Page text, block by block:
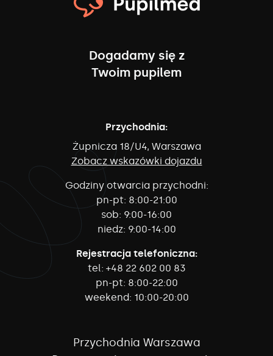
Dogadamy się z
Twoim pupilem
Przychodnia:
Żupnicza 18/U4, Warszawa
Zobacz wskazówki dojazdu
Godziny otwarcia przychodni:
pn-pt: 8:00-21:00
sob: 9:00-16:00
niedz: 9:00-14:00
Rejestracja telefoniczna:
tel: +48 22 602 00 83
pn-pt: 8:00-22:00
weekend: 10:00-20:00
Przychodnia Warszawa